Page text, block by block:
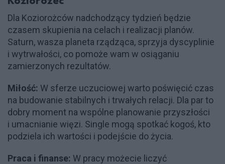
Dla Koziorożców nadchodzący tydzień będzie
czasem skupienia na celach i realizacji planów.
Saturn, wasza planeta rządząca, sprzyja dyscyplinie
i wytrwałości, co pomoże wam w osiąganiu
zamierzonych rezultatów.
Miłość: W sferze uczuciowej warto poświęcić czas
na budowanie stabilnych i trwałych relacji. Dla par to
dobry moment na wspólne planowanie przyszłości
i umacnianie więzi. Single mogą spotkać kogoś, kto
podziela ich wartości i podejście do życia.
Praca i finanse: W pracy możecie liczyć